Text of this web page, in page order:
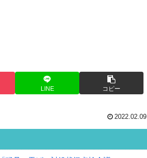
LINE コピー
2022.02.09